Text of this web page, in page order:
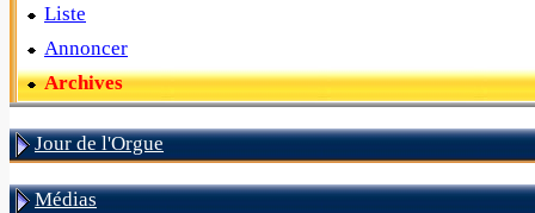
Liste
Annoncer
Archives
Jour de l'Orgue
Médias